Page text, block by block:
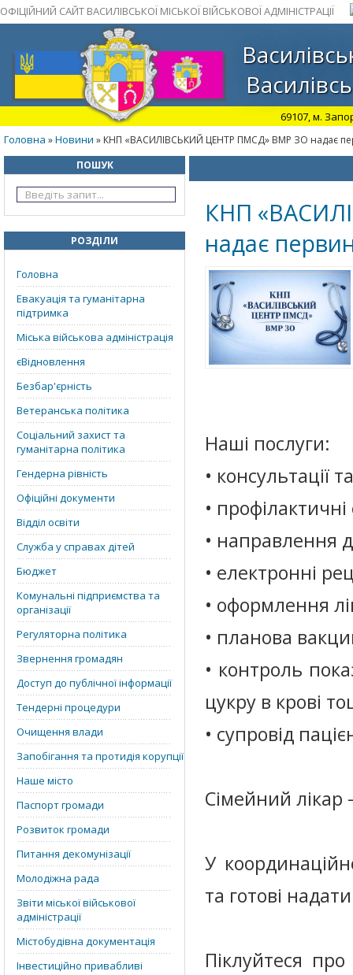
ОФІЦІЙНИЙ САЙТ ВАСИЛІВСЬКОЇ МІСЬКОЇ ВІЙСЬКОВОЇ АДМІНІСТРАЦІЇ
69107, м.
Головна »Новини » КНП «ВАСИЛІВСЬКИЙ ЦЕНТР ПМСД» ВМР ЗО надає
ПОШУК
РОЗДІЛИ
Головна
Евакуація та гуманітарна
підтримка
Міська військова адміністрація
єВідновлення
Безбар'єрність
Ветеранська політика
Соціальний захист та
гуманітарна політика
Гендерна рівність
Офіційні документи
Відділ освіти
Служба у справах дітей
Бюджет
Комунальні підприємства та
організації
Регуляторна політика
Звернення громадян
Доступ до публічної інформації
Тендерні процедури
Очищення влади
Запобігання та протидія корупції
Наше місто
Паспорт громади
Розвиток громади
Питання декомунізації
Молодіжна рада
Звіти міської військової
адміністрації
Містобудівна документація
Інвестиційно привабливі
КНП
надає
Наші послуги:
• консультації
•
• направлення
• електронні
• оформлення
• планова
• контроль
цукру в крові
• супровід
Сімейний лікар
У
та готові
Піклуйтеся